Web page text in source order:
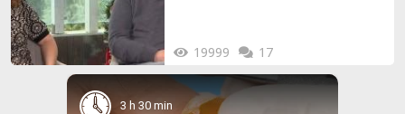
19999 17
3 h 30 min